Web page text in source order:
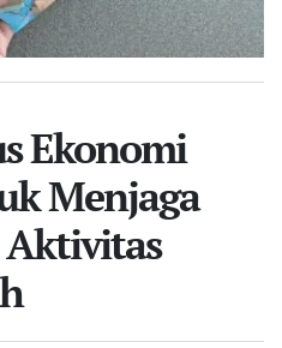
Ekonomi
Menjaga
Aktivitas